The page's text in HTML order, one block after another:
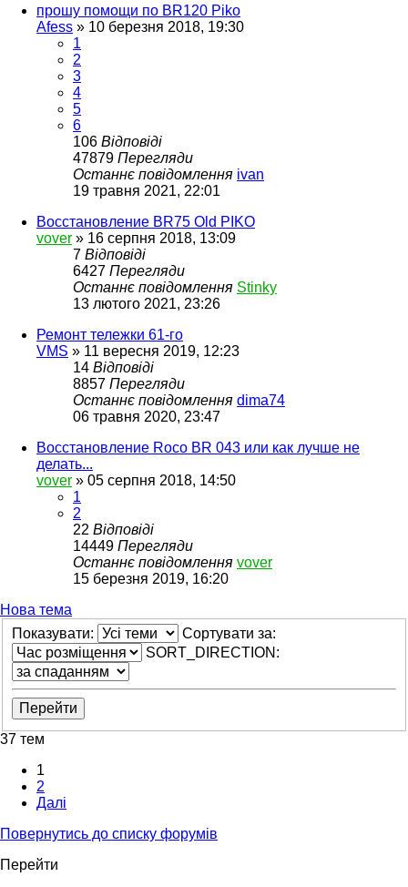
прошу помощи по BR120 Piko
Afess » 10 березня 2018, 19:30
1
2
3
4
5
6
106 Відповіді
47879 Перегляди
Останнє повідомлення ivan
19 травня 2021, 22:01
Восстановление BR75 Old PIKO
vover » 16 серпня 2018, 13:09
7 Відповіді
6427 Перегляди
Останнє повідомлення Stinky
13 лютого 2021, 23:26
Ремонт тележки 61-го
VMS » 11 вересня 2019, 12:23
14 Відповіді
8857 Перегляди
Останнє повідомлення dima74
06 травня 2020, 23:47
Восстановление Roco BR 043 или как лучше не
делать...
vover » 05 серпня 2018, 14:50
1
2
22 Відповіді
14449 Перегляди
Останнє повідомлення vover
15 березня 2019, 16:20
Нова тема
Показувати:
Сортувати за:
SORT_DIRECTION:
37 тем
1
2
Далі
Повернутись до списку форумів
Перейти